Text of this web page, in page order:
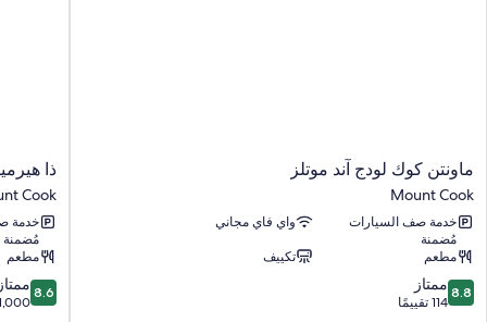
ماونتن
كوك
لودج
آند
موتلز
Mount
Cook
ماونتن كوك لودج آند موتلز
Mount Cook
خدمة صف السيارات
مُضمنة
واي فاي مجاني
مطعم
تكييف
8.8
من
8.8 ممتاز
114 تقييمًا
ذا
هيرميتيج
هوتل
ماونت
كوك
Mount
Cook
ذا
Cook
خدمة
مُضمنة
مطعم
8.6
من
8.6
1,000